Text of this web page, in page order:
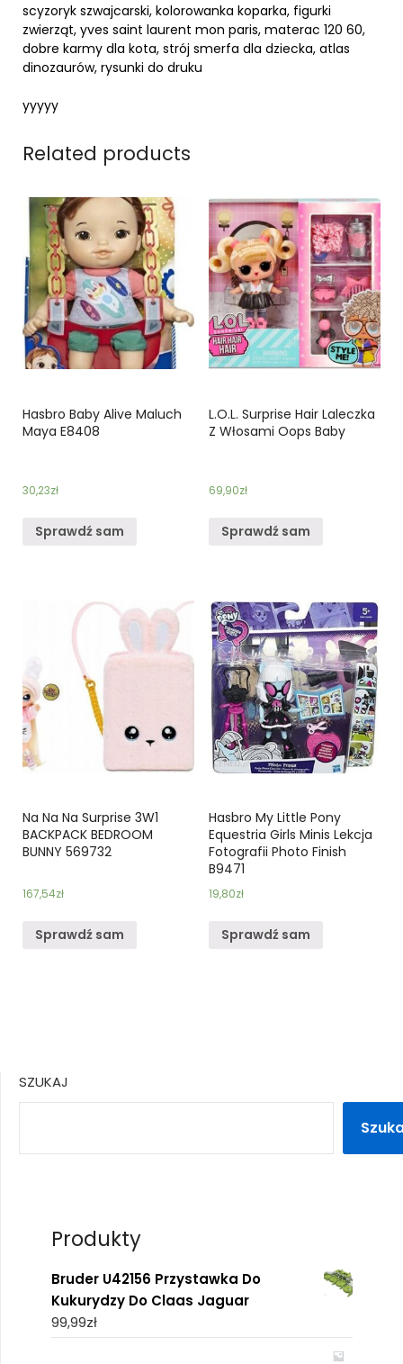
scyzoryk szwajcarski, kolorowanka koparka, figurki
zwierząt, yves saint laurent mon paris, materac 120 60,
dobre karmy dla kota, strój smerfa dla dziecka, atlas
dinozaurów, rysunki do druku
yyyyy
Related products
Hasbro Baby Alive Maluch
Maya E8408
30,23zł
Sprawdź sam
L.O.L. Surprise Hair Laleczka
Z Włosami Oops Baby
69,90zł
Sprawdź sam
Na Na Na Surprise 3W1
BACKPACK BEDROOM
BUNNY 569732
167,54zł
Sprawdź sam
Hasbro My Little Pony
Equestria Girls Minis Lekcja
Fotografii Photo Finish
B9471
19,80zł
Sprawdź sam
SZUKAJ
Produkty
Bruder U42156 Przystawka Do
Kukurydzy Do Claas Jaguar
99,99zł